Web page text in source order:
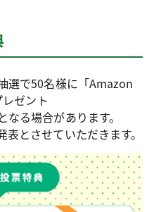
選で50名様に「Amazon
ゼント
る場合があります。
とさせていただきます。